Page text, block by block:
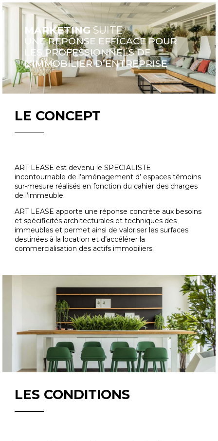
MARKETING SUITE
UNE REPONSE EFFICACE POUR
LES PROFESSIONNELS DE
L’IMMOBILIER D’ENTREPRISE
LE CONCEPT
ART LEASE est devenu le SPECIALISTE
incontournable de l’aménagement d’ espaces témoins
sur-mesure réalisés en fonction du cahier des charges
de l’immeuble.
ART LEASE apporte une réponse concrète aux besoins
et spécificités architecturales et techniques des
immeubles et permet ainsi de valoriser les surfaces
destinées à la location et d’accélérer la
commercialisation des actifs immobiliers.
LES CONDITIONS